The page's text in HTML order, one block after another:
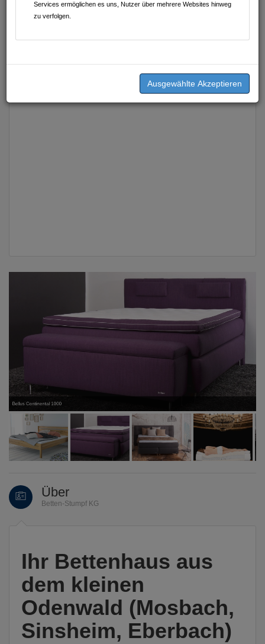
Services ermöglichen es uns, Nutzer über mehrere Websites hinweg
zu verfolgen.
Bellus Continental 1000
Über
Betten-Stumpf KG
Ihr Bettenhaus aus
dem kleinen
Odenwald (Mosbach,
Sinsheim, Eberbach)